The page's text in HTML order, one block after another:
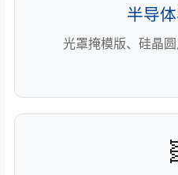
半导
光罩掩模版、硅晶